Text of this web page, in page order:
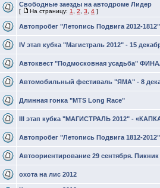
Свободные заезды на автодроме Лидер
[ На страницу: 1 2 3 4 ]
Автопробег "Летопись Подвига 2012-
IV этап кубка "Магистраль 2012" - 15
Автоквест "Подмосковная усадьба"
Автомобильный фестиваль "ЯМА" - 8
Длинная гонка "MTS Long Race"
III этап кубка "МАГИСТРАЛЬ 2012" -
Автопробег "Летопись Подвига 1812-
Автоориентирование 29 сентября.
охота на лис 2012